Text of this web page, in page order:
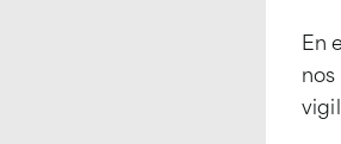
En